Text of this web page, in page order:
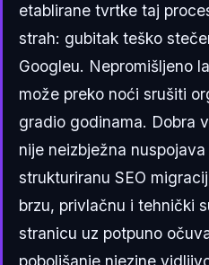
etablirane tvrtke taj
strah: gubitak teško
Googleu. Nepromišljeno
može preko noći srušiti
gradio godinama. Dobra
nije neizbježna
strukturiranu SEO
brzu, privlačnu i tehnički
stranicu uz potpuno
poboljšanje njezine